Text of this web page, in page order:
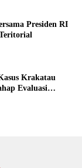
Presiden RI
Krakatau
Evaluasi